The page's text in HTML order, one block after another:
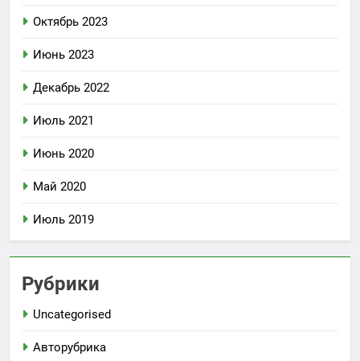
Октябрь 2023
Июнь 2023
Декабрь 2022
Июль 2021
Июнь 2020
Май 2020
Июль 2019
Рубрики
Uncategorised
Авторубрика